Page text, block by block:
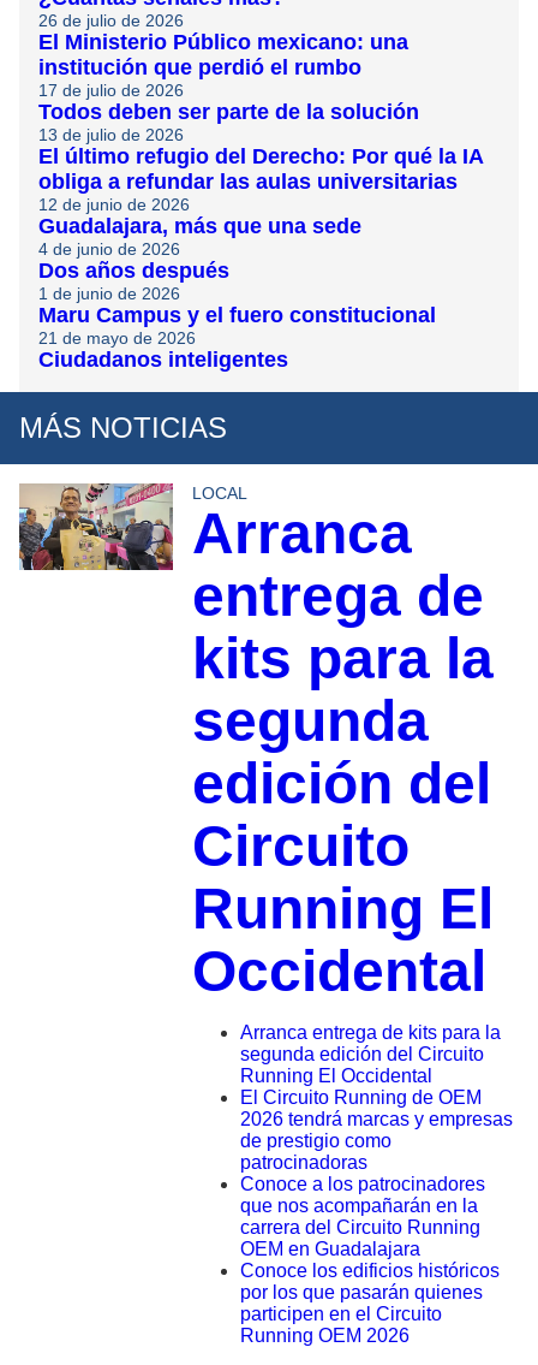
26 de julio de 2026
El Ministerio Público mexicano: una
institución que perdió el rumbo
17 de julio de 2026
Todos deben ser parte de la solución
13 de julio de 2026
El último refugio del Derecho: Por qué la IA
obliga a refundar las aulas universitarias
12 de junio de 2026
Guadalajara, más que una sede
4 de junio de 2026
Dos años después
1 de junio de 2026
Maru Campus y el fuero constitucional
21 de mayo de 2026
Ciudadanos inteligentes
MÁS NOTICIAS
LOCAL
Arranca
entrega de
kits para la
segunda
edición del
Circuito
Running El
Occidental
Arranca entrega de kits para la
segunda edición del Circuito
Running El Occidental
El Circuito Running de OEM
2026 tendrá marcas y empresas
de prestigio como
patrocinadoras
Conoce a los patrocinadores
que nos acompañarán en la
carrera del Circuito Running
OEM en Guadalajara
Conoce los edificios históricos
por los que pasarán quienes
participen en el Circuito
Running OEM 2026